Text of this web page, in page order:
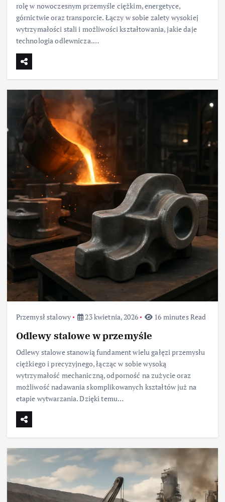
rolę w nowoczesnym przemyśle ciężkim, energetyce,
górnictwie oraz transporcie. Łączy w sobie zalety wysokiej
wytrzymałości stali i możliwości kształtowania, jakie daje
technologia odlewnicza.…
Przemysł stalowy 23 kwietnia, 2026 16 minutes Read
Odlewy stalowe w przemyśle
Odlewy stalowe stanowią fundament wielu gałęzi przemysłu
ciężkiego i precyzyjnego, łącząc w sobie wysoką
wytrzymałość mechaniczną, odporność na zużycie oraz
możliwość nadawania skomplikowanych kształtów już na
etapie wytwarzania. Dzięki temu…